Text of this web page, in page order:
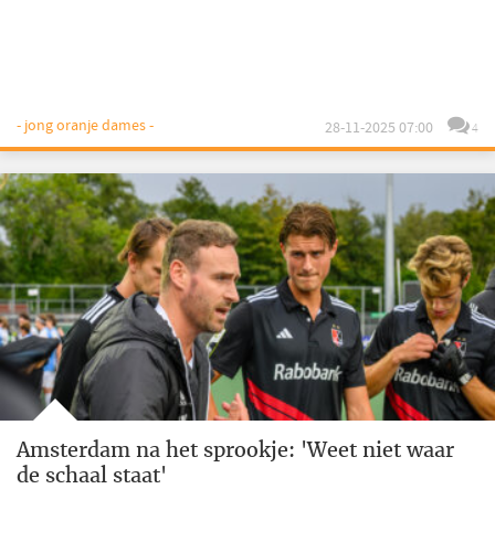
- jong oranje dames - 28-11-2025 07:00 4
Amsterdam na het sprookje: 'Weet niet waar
de schaal staat'